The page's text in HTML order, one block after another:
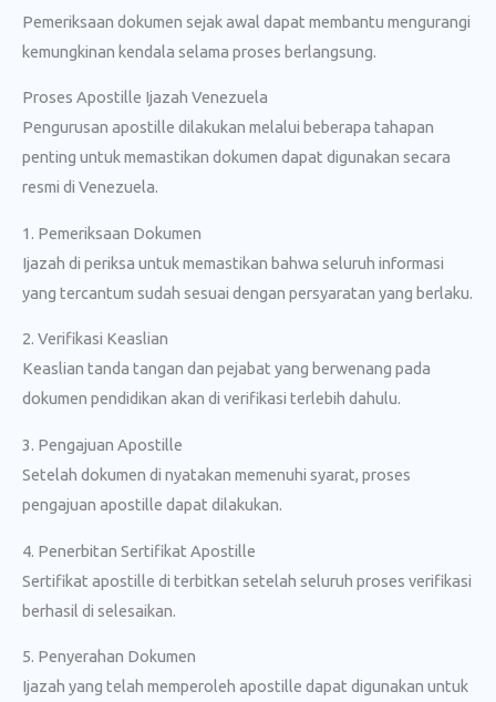
Pemeriksaan dokumen sejak awal dapat membantu mengurangi
kemungkinan kendala selama proses berlangsung.
Proses Apostille Ijazah Venezuela
Pengurusan apostille dilakukan melalui beberapa tahapan
penting untuk memastikan dokumen dapat digunakan secara
resmi di Venezuela.
1. Pemeriksaan Dokumen
Ijazah di periksa untuk memastikan bahwa seluruh informasi
yang tercantum sudah sesuai dengan persyaratan yang berlaku.
2. Verifikasi Keaslian
Keaslian tanda tangan dan pejabat yang berwenang pada
dokumen pendidikan akan di verifikasi terlebih dahulu.
3. Pengajuan Apostille
Setelah dokumen di nyatakan memenuhi syarat, proses
pengajuan apostille dapat dilakukan.
4. Penerbitan Sertifikat Apostille
Sertifikat apostille di terbitkan setelah seluruh proses verifikasi
berhasil di selesaikan.
5. Penyerahan Dokumen
Ijazah yang telah memperoleh apostille dapat digunakan untuk